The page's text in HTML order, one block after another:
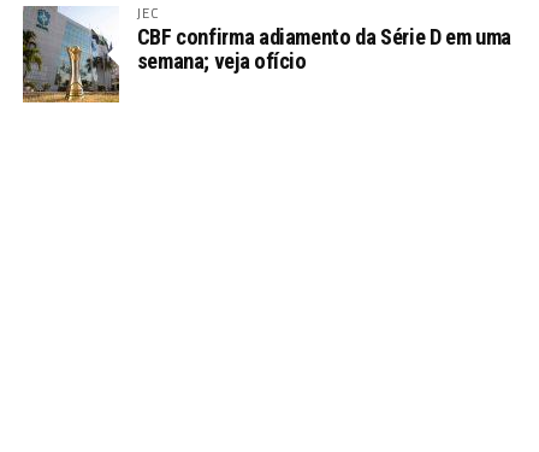
JEC
CBF confirma adiamento da Série D em uma
semana; veja ofício